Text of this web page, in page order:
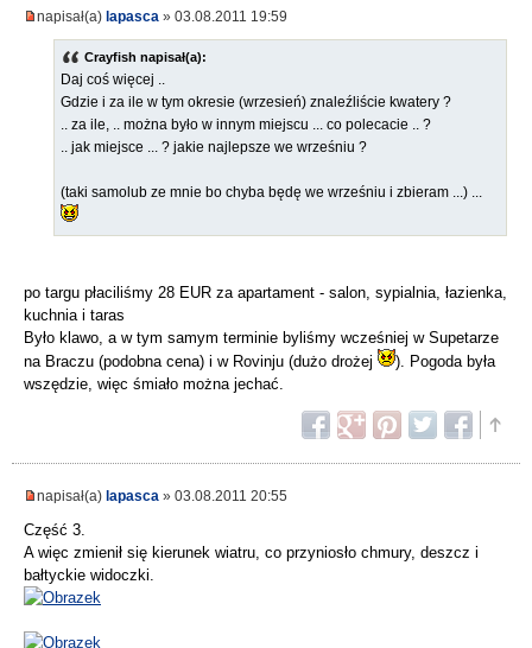
napisał(a) lapasca » 03.08.2011 19:59
Crayfish napisał(a):
Daj coś więcej ..
Gdzie i za ile w tym okresie (wrzesień) znaleźliście kwatery ?
.. za ile, .. można było w innym miejscu ... co polecacie .. ?
.. jak miejsce ... ? jakie najlepsze we wrześniu ?
(taki samolub ze mnie bo chyba będę we wrześniu i zbieram ...) ...
po targu płaciliśmy 28 EUR za apartament - salon, sypialnia, łazienka,
kuchnia i taras
Było klawo, a w tym samym terminie byliśmy wcześniej w Supetarze
na Braczu (podobna cena) i w Rovinju (dużo drożej
). Pogoda była
wszędzie, więc śmiało można jechać.
napisał(a) lapasca » 03.08.2011 20:55
Część 3.
A więc zmienił się kierunek wiatru, co przyniosło chmury, deszcz i
bałtyckie widoczki.